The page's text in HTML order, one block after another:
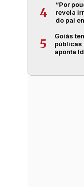
4
“Por
revela
do pai
5
Goiás
públicas
aponta